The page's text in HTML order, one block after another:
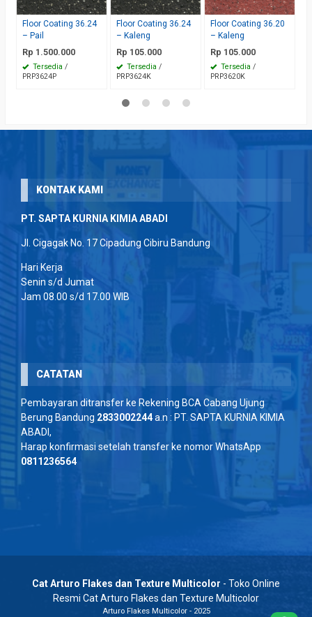
Floor Coating 36.24
– Pail
Rp 1.500.000
Tersedia /
PRP3624P
Floor Coating 36.24
– Kaleng
Rp 105.000
Tersedia /
PRP3624K
Floor Coating 36.20
– Kaleng
Rp 105.000
Tersedia /
PRP3620K
KONTAK KAMI
PT. SAPTA KURNIA KIMIA ABADI
Jl. Cigagak No. 17 Cipadung Cibiru Bandung
Hari Kerja
Senin s/d Jumat
Jam 08.00 s/d 17.00 WIB
CATATAN
Pembayaran ditransfer ke Rekening BCA Cabang Ujung
Berung Bandung 2833002244a.n : PT. SAPTA KURNIA KIMIA
ABADI,
Harap konfirmasi setelah transfer ke nomor WhatsApp
0811236564
Cat Arturo Flakes dan Texture Multicolor - Toko Online
Resmi Cat Arturo Flakes dan Texture Multicolor
Arturo Flakes Multicolor - 2025